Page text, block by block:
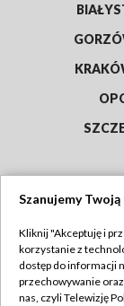
Abonament
Szanujemy
Kliknij "Akceptuję i
korzystanie z
dostęp do informacji
przechowywanie
nas, czyli Telewizję